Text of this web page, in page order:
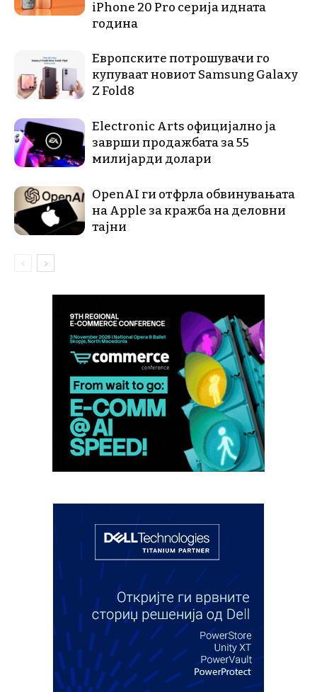
iPhone 20 Pro серија идната
година
Европските потрошувачи го
купуваат новиот Samsung Galaxy
Z Fold8
Electronic Arts официјално ја
заврши продажбата за 55
милијарди долари
OpenAI ги отфрла обвинувањата
на Apple за кражба на деловни
тајни